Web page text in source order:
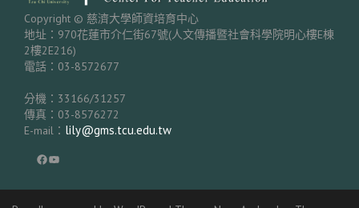
Copyright © 慈濟大學師資培育中心
地址：970花蓮市介仁街67號(人文傳播暨社會科學院明心樓E棟
2樓2E216)
電話：03-8572677
分機：33166/31257
傳真：03-8576272
E-mail： lily@gms.tcu.edu.tw
Facebook YouTube